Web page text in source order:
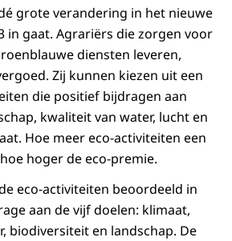
grote verandering in het nieuwe
in gaat. Agrariërs die zorgen voor
diensten leveren,
Zij kunnen kiezen uit een
die positief bijdragen aan
kwaliteit van water, lucht en
Hoe meer eco-activiteiten een
hoger de eco-premie.
eco-activiteiten beoordeeld in
aan de vijf doelen: klimaat,
biodiversiteit en landschap. De